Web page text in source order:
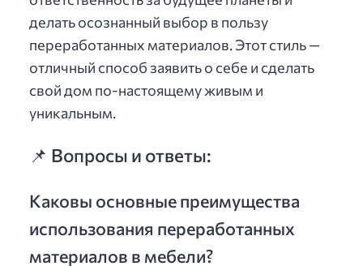
делать осознанный выбор в пользу
переработанных материалов. Этот стиль —
отличный способ заявить о себе и сделать
свой дом по-настоящему живым и
уникальным.
📌 Вопросы и ответы:
Каковы основные преимущества
использования переработанных
материалов в мебели?